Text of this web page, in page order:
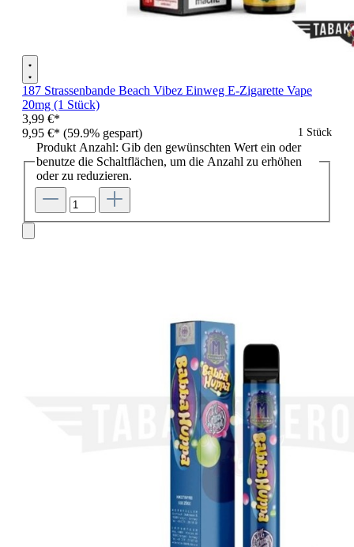
187 Strassenbande Beach Vibez Einweg E-Zigarette Vape
20mg (1 Stück)
3,99 €*
1 Stück
9,95 €* (59.9% gespart)
Produkt Anzahl: Gib den gewünschten Wert ein oder
benutze die Schaltflächen, um die Anzahl zu erhöhen
oder zu reduzieren.